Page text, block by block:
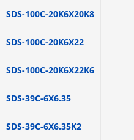
SDS-100C-20K6X20K8
SDS-100C-20K6X22
SDS-100C-20K6X22K6
SDS-39C-6X6.35
SDS-39C-6X6.35K2